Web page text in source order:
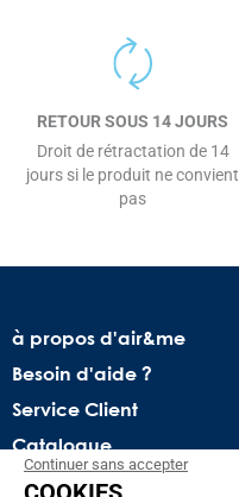
RETOUR SOUS 14 JOURS
Droit de rétractation de 14
jours si le produit ne convient
pas
à propos d'air&me
Besoin d'aide ?
Service Client
Catalogue
Continuer sans accepter